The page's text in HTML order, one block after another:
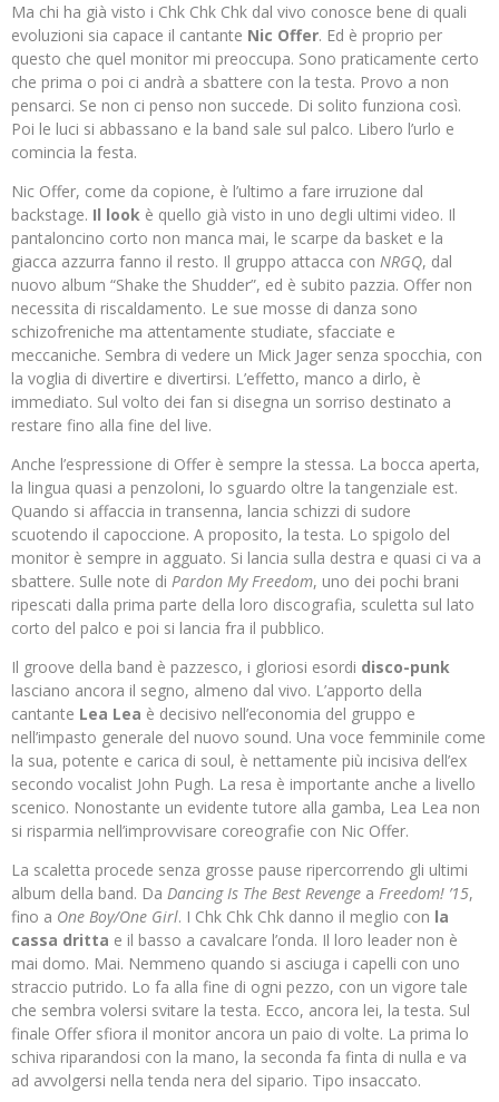
Ma chi ha già visto i Chk Chk Chk dal vivo conosce bene di quali
evoluzioni sia capace il cantante Nic Offer. Ed è proprio per
questo che quel monitor mi preoccupa. Sono praticamente certo
che prima o poi ci andrà a sbattere con la testa. Provo a non
pensarci. Se non ci penso non succede. Di solito funziona così.
Poi le luci si abbassano e la band sale sul palco. Libero l’urlo e
comincia la festa.
Nic Offer, come da copione, è l’ultimo a fare irruzione dal
backstage. Il look è quello già visto in uno degli ultimi video. Il
pantaloncino corto non manca mai, le scarpe da basket e la
giacca azzurra fanno il resto. Il gruppo attacca con NRGQ, dal
nuovo album “Shake the Shudder”, ed è subito pazzia. Offer non
necessita di riscaldamento. Le sue mosse di danza sono
schizofreniche ma attentamente studiate, sfacciate e
meccaniche. Sembra di vedere un Mick Jager senza spocchia, con
la voglia di divertire e divertirsi. L’effetto, manco a dirlo, è
immediato. Sul volto dei fan si disegna un sorriso destinato a
restare fino alla fine del live.
Anche l’espressione di Offer è sempre la stessa. La bocca aperta,
la lingua quasi a penzoloni, lo sguardo oltre la tangenziale est.
Quando si affaccia in transenna, lancia schizzi di sudore
scuotendo il capoccione. A proposito, la testa. Lo spigolo del
monitor è sempre in agguato. Si lancia sulla destra e quasi ci va a
sbattere. Sulle note di Pardon My Freedom, uno dei pochi brani
ripescati dalla prima parte della loro discografia, sculetta sul lato
corto del palco e poi si lancia fra il pubblico.
Il groove della band è pazzesco, i gloriosi esordi disco-punk
lasciano ancora il segno, almeno dal vivo. L’apporto della
cantante Lea Lea è decisivo nell’economia del gruppo e
nell’impasto generale del nuovo sound. Una voce femminile come
la sua, potente e carica di soul, è nettamente più incisiva dell’ex
secondo vocalist John Pugh. La resa è importante anche a livello
scenico. Nonostante un evidente tutore alla gamba, Lea Lea non
si risparmia nell’improvvisare coreografie con Nic Offer.
La scaletta procede senza grosse pause ripercorrendo gli ultimi
album della band. Da Dancing Is The Best Revenge a Freedom! ’15,
fino a One Boy/One Girl. I Chk Chk Chk danno il meglio con la
cassa dritta e il basso a cavalcare l’onda. Il loro leader non è
mai domo. Mai. Nemmeno quando si asciuga i capelli con uno
straccio putrido. Lo fa alla fine di ogni pezzo, con un vigore tale
che sembra volersi svitare la testa. Ecco, ancora lei, la testa. Sul
finale Offer sfiora il monitor ancora un paio di volte. La prima lo
schiva riparandosi con la mano, la seconda fa finta di nulla e va
ad avvolgersi nella tenda nera del sipario. Tipo insaccato.